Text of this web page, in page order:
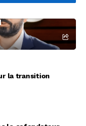
dirigeant
la transition